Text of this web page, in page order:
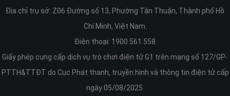
Địa chỉ trụ sở: Z06 Đường số 13, Phường Tân Thuận, Thành phố Hồ
Chí Minh, Việt Nam.
Điện thoại: 1900 561 558
Giấy phép cung cấp dịch vụ trò chơi điện tử G1 trên mạng số 127/GP-
PTTH&TTĐT do Cục Phát thanh, truyền hình và thông tin điện tử cấp
ngày 05/08/2025.